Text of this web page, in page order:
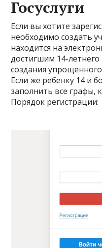
Госуслуги
Если вы хотите
необходимо создать
находится на
достигшим 14-летнего
создания
Если же ребенку 14 и
заполнить все графы,
Порядок регистрации: